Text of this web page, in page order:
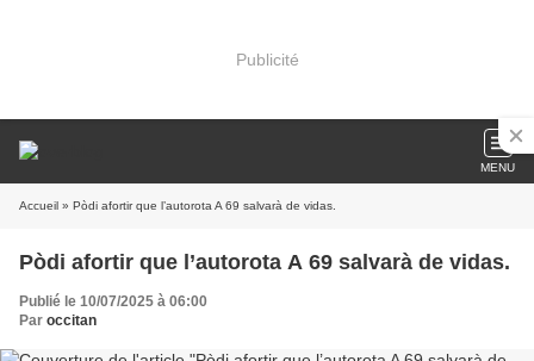
Publicité
MENU
Accueil » Pòdi afortir que l’autorota A 69 salvarà de vidas.
Pòdi afortir que l’autorota A 69 salvarà de vidas.
Publié le 10/07/2025 à 06:00
Par occitan